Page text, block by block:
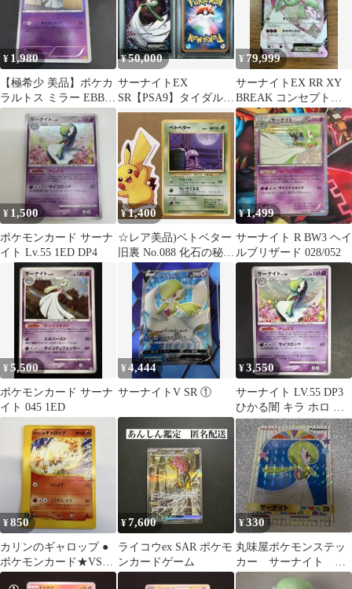
¥ 1,980
【極希少 美品】ポケカ
ラルトス ミラー EBB
048/093 1ed
¥50,000
サーナイトEX
SR【PSA9】タイダルス
トーム XY5 075/070
1ED
¥ 79,999
サーナイトEX RR XY
BREAK コンセプトパ
ック ポケキュンコレク
ション
¥ 1,500
ポケモンカード サーナ
イト Lv.55 1ED DP4
¥1,400
☆レア美品)ベトベター
旧裏 No.088 化石の秘密
月見
¥1,499
サーナイト R BW3 ヘイ
ルブリザード 028/052
¥5,500
ポケモンカード サーナ
イト 045 1ED
¥4,444
サーナイトV SR ①
¥3,550
サーナイト LV.55 DP3
ひかる闇 キラ ホロ ポ
ケモンカード 美品
¥850
カリンのギャロップ ●
ポケモンカード★VS
087/141
¥7,600
ライコウex SAR ポケモ
ンカードゲーム
¥330
丸味屋ポケモンステッ
カー サーナイト ホ
ログラムシール